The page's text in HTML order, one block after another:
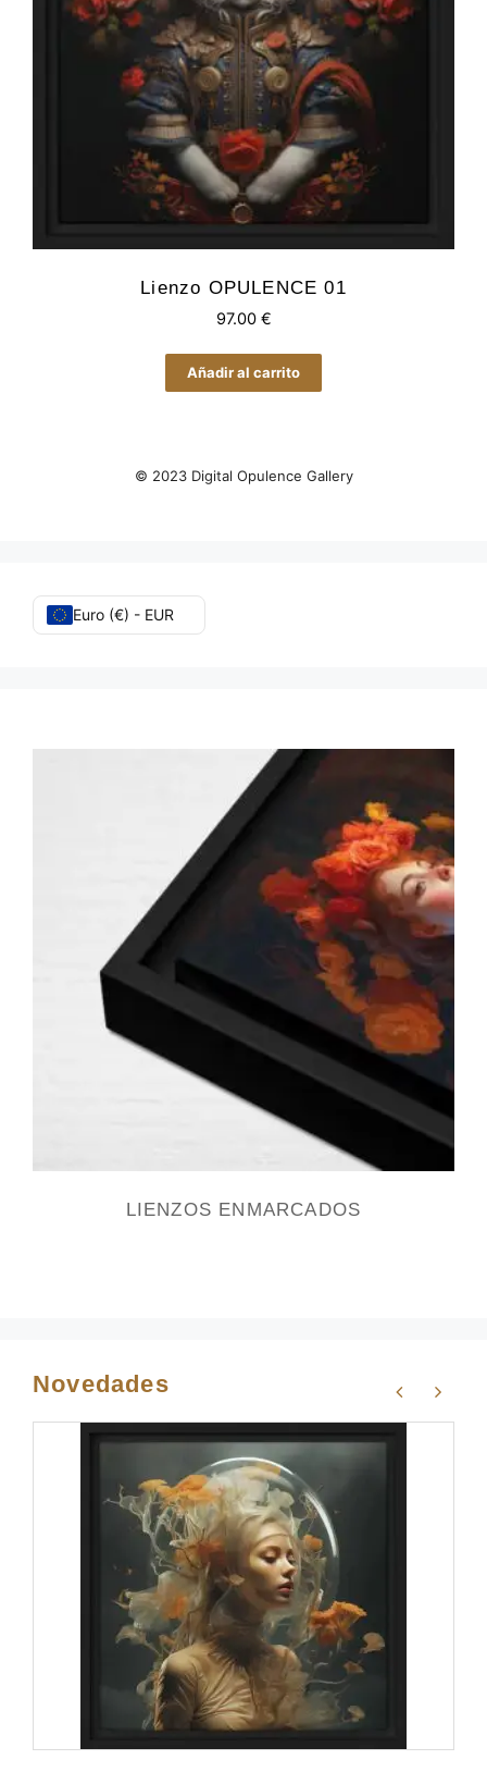
Lienzo OPULENCE 01
97.00 €
Añadir al carrito
© 2023 Digital Opulence Gallery
Euro (€) - EUR
LIENZOS ENMARCADOS
Novedades